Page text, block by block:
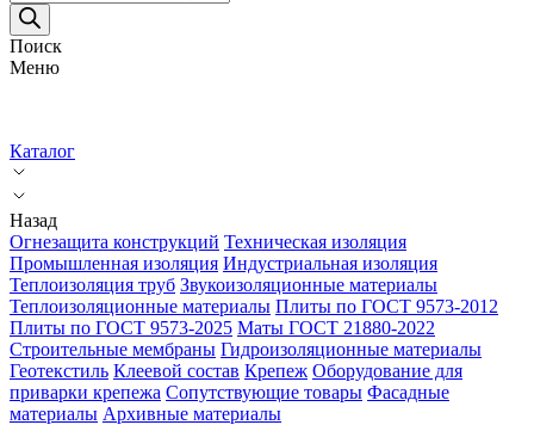
товаров
Поиск
Меню
Каталог
Назад
Огнезащита конструкций Техническая изоляция
Промышленная изоляция Индустриальная изоляция
Теплоизоляция труб Звукоизоляционные материалы
Теплоизоляционные материалы Плиты по ГОСТ 9573-2012
Плиты по ГОСТ 9573-2025 Маты ГОСТ 21880-2022
Строительные мембраны Гидроизоляционные материалы
Геотекстиль Клеевой состав Крепеж Оборудование для
приварки крепежа Сопутствующие товары Фасадные
материалы Архивные материалы